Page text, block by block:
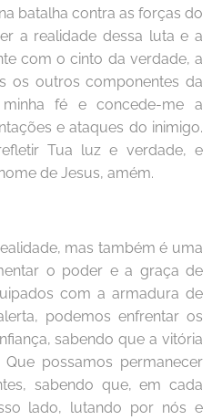
batalha contra as forças do
a realidade dessa luta e a
com o cinto da verdade, a
os outros componentes da
minha fé e concede-me a
e ataques do inimigo.
Tua luz e verdade, e
de Jesus, amém.
mas também é uma
o poder e a graça de
com a armadura de
podemos enfrentar os
sabendo que a vitória
possamos permanecer
sabendo que, em cada
lado, lutando por nós e